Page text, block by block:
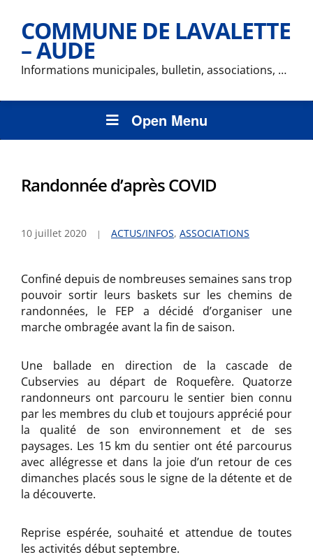
COMMUNE DE LAVALETTE
– AUDE
Informations municipales, bulletin, associations, …
Open Menu
Randonnée d’après COVID
10 juillet 2020 ACTUS/INFOS, ASSOCIATIONS
Confiné depuis de nombreuses semaines sans trop
pouvoir sortir leurs baskets sur les chemins de
randonnées, le FEP a décidé d’organiser une
marche ombragée avant la fin de saison.
Une ballade en direction de la cascade de
Cubservies au départ de Roquefère. Quatorze
randonneurs ont parcouru le sentier bien connu
par les membres du club et toujours apprécié pour
la qualité de son environnement et de ses
paysages. Les 15 km du sentier ont été parcourus
avec allégresse et dans la joie d’un retour de ces
dimanches placés sous le signe de la détente et de
la découverte.
Reprise espérée, souhaité et attendue de toutes
les activités début septembre.